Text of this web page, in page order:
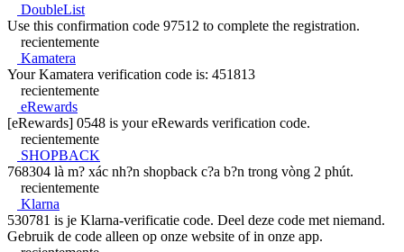
DoubleList
Use this confirmation code 97512 to complete the registration.
recientemente
Kamatera
Your Kamatera verification code is: 451813
recientemente
eRewards
[eRewards] 0548 is your eRewards verification code.
recientemente
SHOPBACK
768304 là m? xác nh?n shopback c?a b?n trong vòng 2 phút.
recientemente
Klarna
530781 is je Klarna-verificatie code. Deel deze code met niemand.
Gebruik de code alleen op onze website of in onze app.